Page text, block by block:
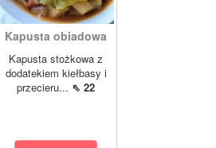
Kapusta obiadowa
Kapusta stożkowa z
dodatekiem kiełbasy i
przecieru... ⇖ 22